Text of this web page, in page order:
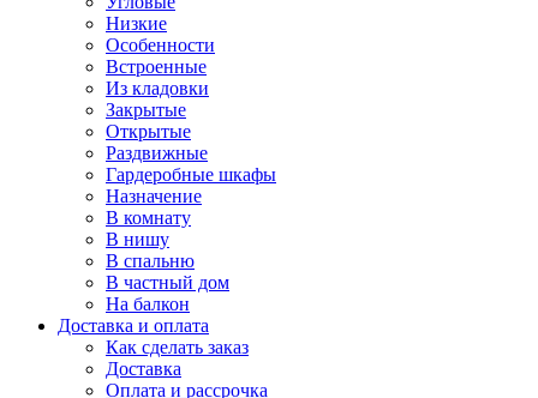
Низкие
Особенности
Встроенные
Из кладовки
Закрытые
Открытые
Раздвижные
Гардеробные шкафы
Назначение
В комнату
В нишу
В спальню
В частный дом
На балкон
Доставка и оплата
Как сделать заказ
Доставка
Оплата и рассрочка